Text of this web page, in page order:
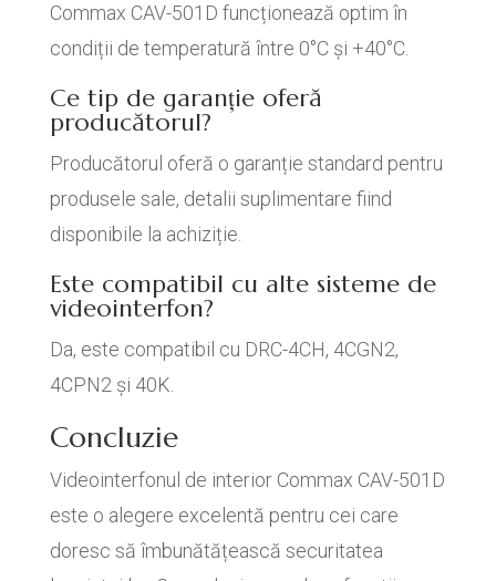
Commax CAV-501D funcționează optim în
condiții de temperatură între 0°C și +40°C.
Ce tip de garanție oferă
producătorul?
Producătorul oferă o garanție standard pentru
produsele sale, detalii suplimentare fiind
disponibile la achiziție.
Este compatibil cu alte sisteme de
videointerfon?
Da, este compatibil cu DRC-4CH, 4CGN2,
4CPN2 și 40K.
Concluzie
Videointerfonul de interior Commax CAV-501D
este o alegere excelentă pentru cei care
doresc să îmbunătățească securitatea